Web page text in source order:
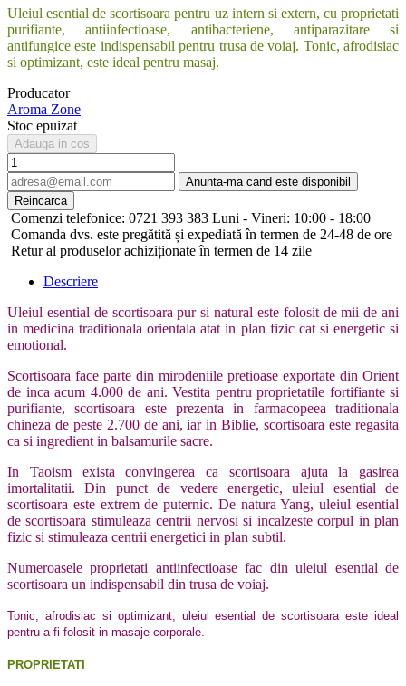
Uleiul esential de scortisoara pentru uz intern si extern, cu proprietati
purifiante, antiinfectioase, antibacteriene, antiparazitare si
antifungice este indispensabil pentru trusa de voiaj. Tonic, afrodisiac
si optimizant, este ideal pentru masaj.
Producator
Aroma Zone
Stoc epuizat
Adauga in cos
Anunta-ma cand este disponibil
Comenzi telefonice: 0721 393 383 Luni - Vineri: 10:00 - 18:00
Comanda dvs. este pregătită și expediată în termen de 24-48 de ore
Retur al produselor achiziționate în termen de 14 zile
Descriere
Uleiul esential de scortisoara pur si natural este folosit de mii de ani
in medicina traditionala orientala atat in plan fizic cat si energetic si
emotional.
Scortisoara face parte din mirodeniile pretioase exportate din Orient
de inca acum 4.000 de ani. Vestita pentru proprietatile fortifiante si
purifiante, scortisoara este prezenta in farmacopeea traditionala
chineza de peste 2.700 de ani, iar in Biblie, scortisoara este regasita
ca si ingredient in balsamurile sacre.
In Taoism exista convingerea ca scortisoara ajuta la gasirea
imortalitatii. Din punct de vedere energetic, uleiul esential de
scortisoara este extrem de puternic. De natura Yang, uleiul esential
de scortisoara stimuleaza centrii nervosi si incalzeste corpul in plan
fizic si stimuleaza centrii energetici in plan subtil.
Numeroasele proprietati antiinfectioase fac din uleiul esential de
scortisoara un indispensabil din trusa de voiaj.
Tonic, afrodisiac si optimizant, uleiul esential de scortisoara este ideal
pentru a fi folosit in masaje corporale.
PROPRIETATI